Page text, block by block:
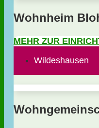
Wohnheim
MEHR ZUR
Wildeshausen